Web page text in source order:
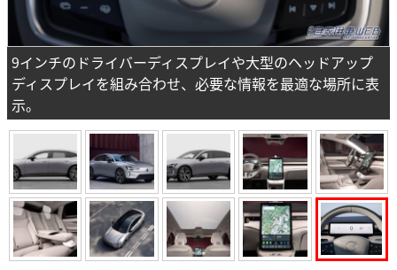
9インチのドライバーディスプレイや大型のヘッドアップ
ディスプレイを組み合わせ、必要な情報を最適な場所に表
示。